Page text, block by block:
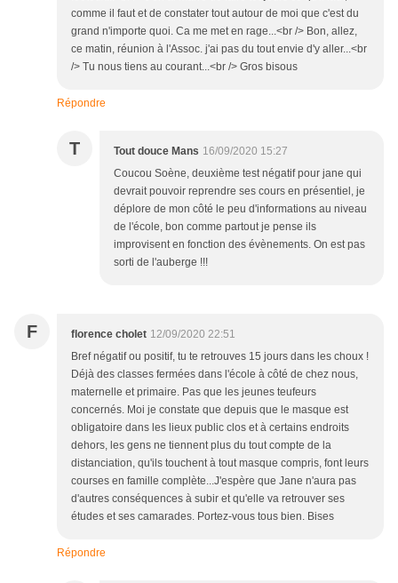
comme il faut et de constater tout autour de moi que c'est du
grand n'importe quoi. Ca me met en rage...<br /> Bon, allez,
ce matin, réunion à l'Assoc. j'ai pas du tout envie d'y aller...<br
/> Tu nous tiens au courant...<br /> Gros bisous
Répondre
T Tout douce Mans 16/09/2020 15:27
Coucou Soène, deuxième test négatif pour jane qui
devrait pouvoir reprendre ses cours en présentiel, je
déplore de mon côté le peu d'informations au niveau
de l'école, bon comme partout je pense ils
improvisent en fonction des évènements. On est pas
sorti de l'auberge !!!
F florence cholet 12/09/2020 22:51
Bref négatif ou positif, tu te retrouves 15 jours dans les choux !
Déjà des classes fermées dans l'école à côté de chez nous,
maternelle et primaire. Pas que les jeunes teufeurs
concernés. Moi je constate que depuis que le masque est
obligatoire dans les lieux public clos et à certains endroits
dehors, les gens ne tiennent plus du tout compte de la
distanciation, qu'ils touchent à tout masque compris, font leurs
courses en famille complète...J'espère que Jane n'aura pas
d'autres conséquences à subir et qu'elle va retrouver ses
études et ses camarades. Portez-vous tous bien. Bises
Répondre